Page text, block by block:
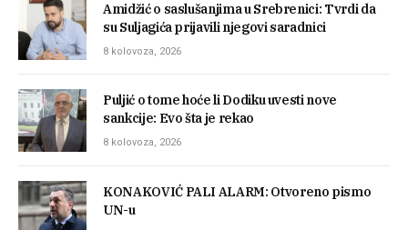
Amidžić o saslušanjima u Srebrenici: Tvrdi da
su Suljagića prijavili njegovi saradnici
8 kolovoza, 2026
Puljić o tome hoće li Dodiku uvesti nove
sankcije: Evo šta je rekao
8 kolovoza, 2026
KONAKOVIĆ PALI ALARM: Otvoreno pismo
UN-u